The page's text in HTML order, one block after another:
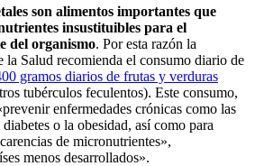
son alimentos importantes que
insustituibles para el
del organismo. Por esta razón la
Salud recomienda el consumo diario de
gramos diarios de frutas y verduras
tubérculos feculentos). Este consumo,
enfermedades crónicas como las
o la obesidad, así como para
de micronutrientes»,
menos desarrollados».